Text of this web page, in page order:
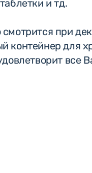
и тд.
при
контейнер для
все